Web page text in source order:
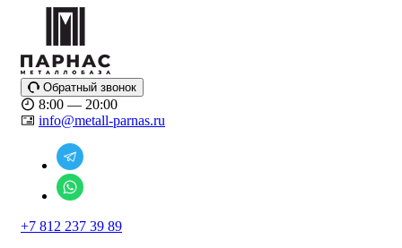
Обратный звонок
8:00 — 20:00
info@metall-parnas.ru
+7 812 237 39 89